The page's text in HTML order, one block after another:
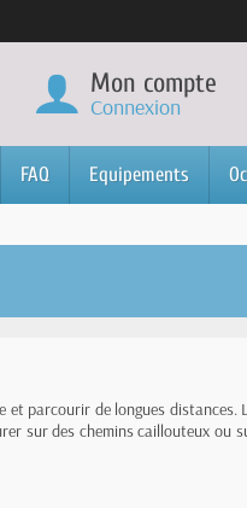
Mon compte
Connexion
FAQ Equipements
parcourir de longues distances.
sur des chemins caillouteux ou